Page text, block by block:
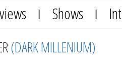
Shows
(DARK MILLENIUM)